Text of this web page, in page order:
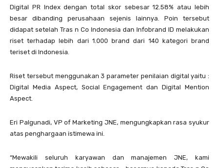
Digital PR Index dengan total skor sebesar 12.58% atau lebih
besar dibanding perusahaan sejenis lainnya. Poin tersebut
didapat setelah Tras n Co Indonesia dan Infobrand ID melakukan
riset terhadap lebih dari 1.000 brand dari 140 kategori brand
teriset di Indonesia.
Riset tersebut menggunakan 3 parameter penilaian digital yaitu :
Digital Media Aspect, Social Engagement dan Digital Mention
Aspect.
Eri Palgunadi, VP of Marketing JNE, mengungkapkan rasa syukur
atas penghargaan istimewa ini.
“Mewakili seluruh karyawan dan manajemen JNE, kami